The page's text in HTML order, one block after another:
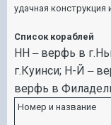
удачная
Список кораблей
НН — верфь в г.
г. Куинси; Н- Й —
верфь в
Номер и название